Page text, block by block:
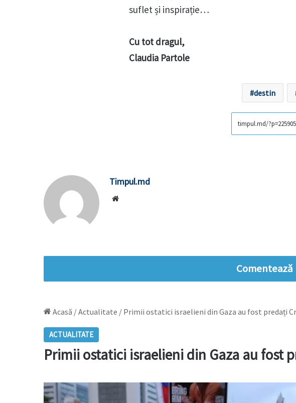
suflet și inspirație…
Cu tot dragul,
Claudia Partole
destin
Timpul.md
Comentează